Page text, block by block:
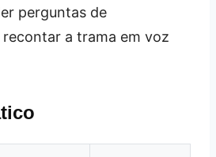
perguntas de
a trama em voz